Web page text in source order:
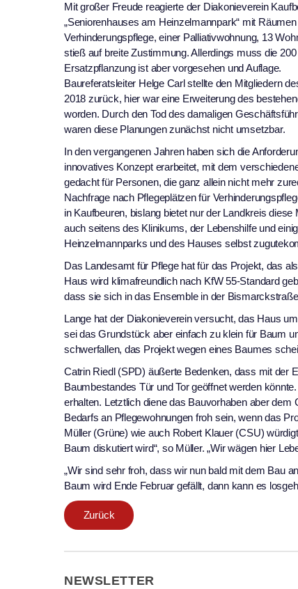
Mit großer Freude reagierte der Diakonieverein
„Seniorenhauses am Heinzelmannpark“ mit
Verhinderungspflege, einer Palliativwohnung, 13
stieß auf breite Zustimmung. Allerdings muss die
Ersatzpflanzung ist aber vorgesehen und Auflage.
Baureferatsleiter Helge Carl stellte den Mitgliedern
2018 zurück, hier war eine Erweiterung des
worden. Durch den Tod des damaligen
waren diese Planungen zunächst nicht umsetzbar.
In den vergangenen Jahren haben sich die
innovatives Konzept erarbeitet, mit dem
gedacht für Personen, die ganz allein nicht mehr
Nachfrage nach Pflegeplätzen für
in Kaufbeuren, bislang bietet nur der Landkreis
auch seitens des Klinikums, der Lebenshilfe und
Heinzelmannparks und des Hauses selbst
Das Landesamt für Pflege hat für das Projekt, das
Haus wird klimafreundlich nach KfW 55-Standard
dass sie sich in das Ensemble in der
Lange hat der Diakonieverein versucht, das Haus
sei das Grundstück aber einfach zu klein für Baum
schwerfallen, das Projekt wegen eines Baumes
Catrin Riedl (SPD) äußerte Bedenken, dass mit der
Baumbestandes Tür und Tor geöffnet werden
erhalten. Letztlich diene das Bauvorhaben aber
Bedarfs an Pflegewohnungen froh sein, wenn das
Müller (Grüne) wie auch Robert Klauer (CSU)
Baum diskutiert wird“, so Müller. „Wir wägen hier
„Wir sind sehr froh, dass wir nun bald mit dem Bau
Baum wird Ende Februar gefällt, dann kann es
Zurück
NEWSLETTER